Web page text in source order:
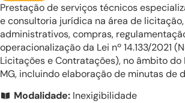
Prestação de serviços técnicos
e consultoria jurídica na área de
administrativos, compras,
operacionalização da Lei nº 14.133/2021
Licitações e Contratações), no âmbito
MG, incluindo elaboração de minutas de
Modalidade:Inexigibilidade